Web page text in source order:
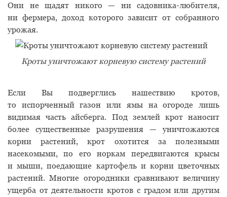
Они не щадят никого — ни садовника-любителя,
ни фермера, доход которого зависит от собранного
урожая.
Кроты уничтожают корневую систему растений
Если Вы подверглись нашествию кротов,
то испорченный газон или ямы на огороде лишь
видимая часть айсберга. Под землей крот наносит
более существенные разрушения — уничтожаются
корни растений, крот охотится за полезными
насекомыми, по его норкам передвигаются крысы
и мыши, поедающие картофель и корни цветочных
растений. Многие огородники сравнивают величину
ущерба от деятельности кротов с градом или другим